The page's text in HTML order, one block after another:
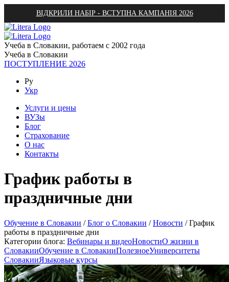
ВІДКРИЛИ НАБІР - ВСТУПНА КАМПАНІЯ 2026
Учеба в Словакии, работаем с 2002 года
Учеба в Словакии
ПОСТУПЛЕНИЕ 2026
Ру
Укр
Услуги и цены
ВУЗы
Блог
Страхование
О нас
Контакты
График работы в
праздничные дни
Обучение в Словакии /Блог о Словакии /Новости /График
работы в праздничные дни
Категории блога: Вебинары и видеоНовостиО жизни в
СловакииОбучение в СловакииПолезноеУниверситеты
СловакииЯзыковые курсы